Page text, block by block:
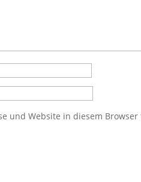
und Website in diesem